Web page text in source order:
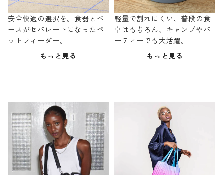
安全快適の選択を。食器とベ
ースがセパレートになったペ
ットフィーダー。
もっと見る
軽量で割れにくい、普段の食
卓はもちろん、キャンプやパ
ーティーでも大活躍。
もっと見る